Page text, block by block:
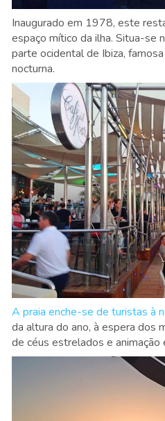
Inaugurado em 1978, este
espaço mítico da ilha. Situa-se
parte ocidental de Ibiza,
nocturna.
A praia enche-se de turistas à
da altura do ano, à espera dos
de céus estrelados e animação